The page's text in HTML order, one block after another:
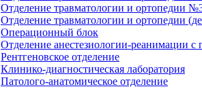
Отделение травматологии и ортопедии
Отделение травматологии и ортопедии
Операционный блок
Отделение анестезиологии-реанимации
Рентгеновское отделение
Клинико-диагностическая лаборатория
Патолого-анатомическое отделение